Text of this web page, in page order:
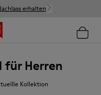
erhalten
für Herren
Kollektion